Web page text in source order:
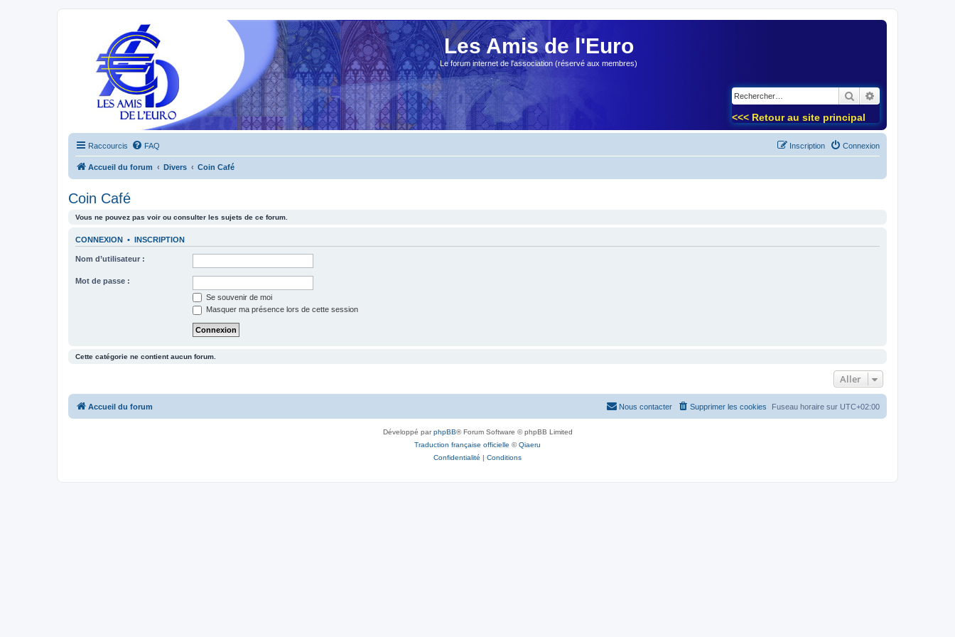
Les Amis de l'Euro
Le forum internet de l'association (réservé aux membres)
Rechercher
<<< Retour au site principal
Raccourcis FAQ Connexion
Inscription
Accueil du forum Divers Coin Café
Coin Café
Vous ne pouvez pas voir ou consulter les sujets de ce forum.
CONNEXION • INSCRIPTION
Nom d’utilisateur :
Mot de passe :
Se souvenir de moi
Masquer ma présence lors de cette session
Cette catégorie ne contient aucun forum.
Aller
Accueil du forum Fuseau horaire sur UTC+02:00
Supprimer les cookies
Nous contacter
Développé parphpBB® Forum Software © phpBB Limited
Traduction française officielle ©Qiaeru
Confidentialité | Conditions